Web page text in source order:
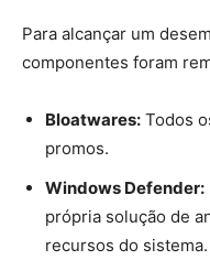
Para alcançar um
componentes foram
Bloatwares: Todos
promos.
Windows Defender:
própria solução de
recursos do sistema.